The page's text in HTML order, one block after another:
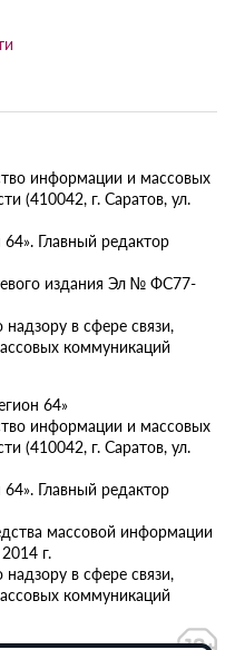
информации и массовых
(410042, г. Саратов, ул.
Главный редактор
издания Эл № ФС77-
в сфере связи,
коммуникаций
64»
информации и массовых
(410042, г. Саратов, ул.
Главный редактор
массовой информации
г.
в сфере связи,
коммуникаций